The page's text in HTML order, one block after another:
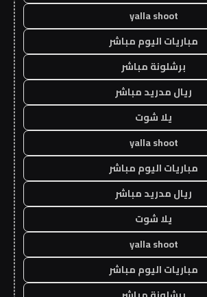
yalla shoot
مباريات اليوم مباشر
برشلونة مباشر
ريال مدريد مباشر
يلا شوت
yalla shoot
مباريات اليوم مباشر
ريال مدريد مباشر
يلا شوت
yalla shoot
مباريات اليوم مباشر